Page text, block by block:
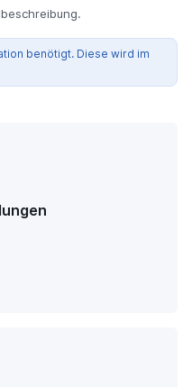
benötigt. Diese wird im